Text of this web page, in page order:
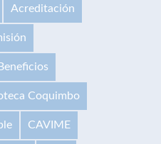
Acreditación
Beneficios
Coquimbo
CAVIME